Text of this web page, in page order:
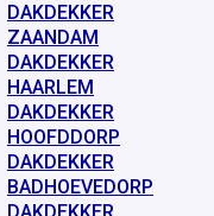
DAKDEKKER
ZAANDAM
DAKDEKKER
HAARLEM
DAKDEKKER
HOOFDDORP
DAKDEKKER
BADHOEVEDORP